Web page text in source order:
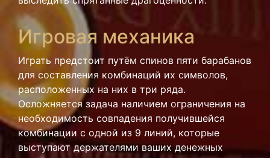
Игровая механика
Играть предстоит путём спинов пяти барабанов
для составления комбинаций их символов,
расположенных на них в три ряда.
Осложняется задача наличием ограничения на
необходимость совпадения получившейся
комбинации с одной из 9 линий, которые
выступают держателями ваших денежных